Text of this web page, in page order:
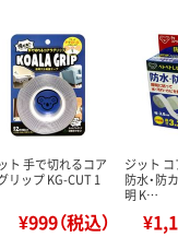
ト 手で切れるコア
リップ KG-CUT 1
¥999（税込）
ジット
防水・防
明 K…